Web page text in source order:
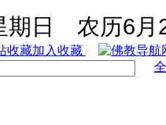
期日 农历6月
加入收藏